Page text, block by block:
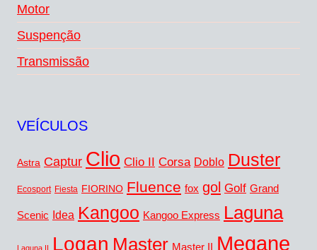
Motor
Suspenção
Transmissão
VEÍCULOS
Astra Captur Clio Clio II Corsa Doblo Duster
Ecosport Fiesta FIORINO Fluence fox gol Golf Grand
Scenic Idea Kangoo Kangoo Express Laguna
Laguna II Logan Master Master II Megane